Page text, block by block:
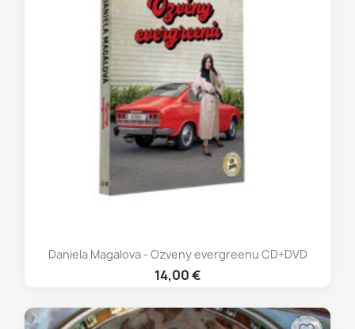
Daniela Magalova - Ozveny evergreenu CD+DVD
14,00 €